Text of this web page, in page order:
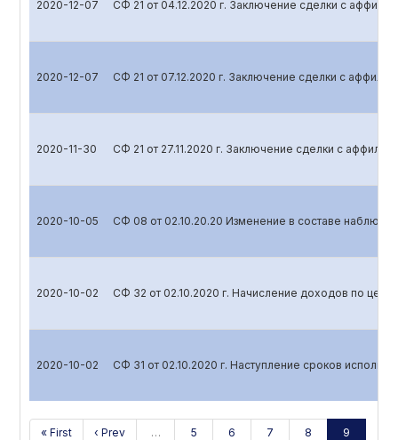
2020-12-07 СФ 21 от 04.12.2020 г. Заключение сделки с
2020-12-07 СФ 21 от 07.12.2020 г. Заключение сделки с
2020-11-30 СФ 21 от 27.11.2020 г. Заключение сделки с
2020-10-05 СФ 08 от 02.10.20.20 Изменение в составе
2020-10-02 СФ 32 от 02.10.2020 г. Начисление доходов по
2020-10-02 СФ 31 от 02.10.2020 г. Наступление сроков
« First ‹ Prev … 5 6 7 8 9